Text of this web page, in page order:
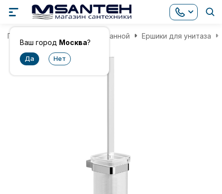
Ваш город Москва?
Главная Аксессуары для ванной Ершики для унитаза